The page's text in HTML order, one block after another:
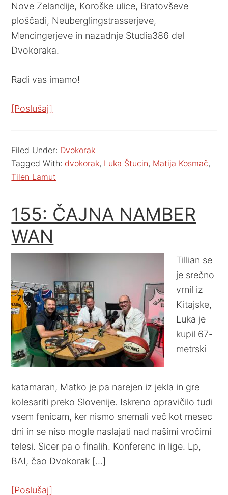
Nove Zelandije, Koroške ulice, Bratovševe
ploščadi, Neuberglingstrasserjeve,
Mencingerjeve in nazadnje Studia386 del
Dvokoraka.
Radi vas imamo!
[Poslušaj]
Filed Under: Dvokorak
Tagged With: dvokorak, Luka Štucin, Matija Kosmač,
Tilen Lamut
155: ČAJNA NAMBER
WAN
Tillian se
je srečno
vrnil iz
Kitajske,
Luka je
kupil 67-
metrski
katamaran, Matko je pa narejen iz jekla in gre
kolesariti preko Slovenije. Iskreno opravičilo tudi
vsem fenicam, ker nismo snemali več kot mesec
dni in se niso mogle naslajati nad našimi vročimi
telesi. Sicer pa o finalih. Konferenc in lige. Lp,
BAI, čao Dvokorak […]
[Poslušaj]